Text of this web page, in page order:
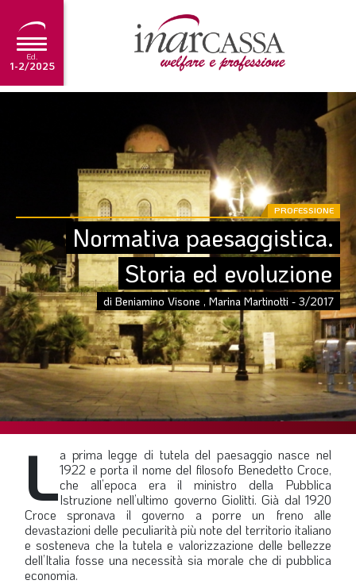
Ed.
1-2/2025
SCADENZARIO
ARCHIVIO
Ultima edizione
1-2/2025
SOMMARIO
EDITORIALE
PREVIDENZA
FOCUS
PROFESSIONE
TERZA PAGINA
LE FOTO DEL FIL ROUGE
IN QUESTO NUMERO
PROFESSIONE
Normativa paesaggistica.
Storia ed evoluzione
di Beniamino Visone , Marina Martinotti - 3/2017
La prima legge di tutela del paesaggio nasce nel
1922 e porta il nome del filosofo Benedetto Croce,
che all’epoca era il ministro della Pubblica
Istruzione nell’ultimo governo Giolitti. Già dal 1920
Croce spronava il governo a porre un freno alle
devastazioni delle peculiarità più note del territorio italiano
e sosteneva che la tutela e valorizzazione delle bellezze
dell’Italia fosse una necessità sia morale che di pubblica
economia.